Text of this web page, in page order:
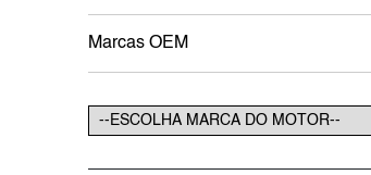
Marcas OEM